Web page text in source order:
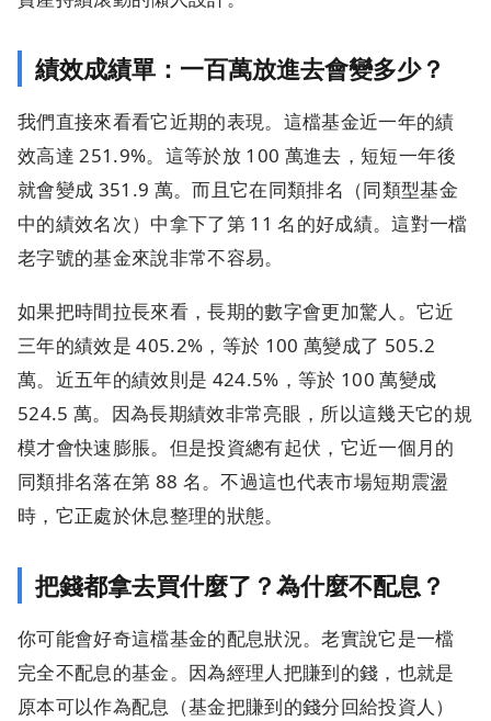
績效成績單：一百萬放進去會變多少？
我們直接來看看它近期的表現。這檔基金近一年的績
效高達 251.9%。這等於放 100 萬進去，短短一年後
就會變成 351.9 萬。而且它在同類排名（同類型基金
中的績效名次）中拿下了第 11 名的好成績。這對一檔
老字號的基金來說非常不容易。
如果把時間拉長來看，長期的數字會更加驚人。它近
三年的績效是 405.2%，等於 100 萬變成了 505.2
萬。近五年的績效則是 424.5%，等於 100 萬變成
524.5 萬。因為長期績效非常亮眼，所以這幾天它的規
模才會快速膨脹。但是投資總有起伏，它近一個月的
同類排名落在第 88 名。不過這也代表市場短期震盪
時，它正處於休息整理的狀態。
把錢都拿去買什麼了？為什麼不配息？
你可能會好奇這檔基金的配息狀況。老實說它是一檔
完全不配息的基金。因為經理人把賺到的錢，也就是
原本可以作為配息（基金把賺到的錢分回給投資人）